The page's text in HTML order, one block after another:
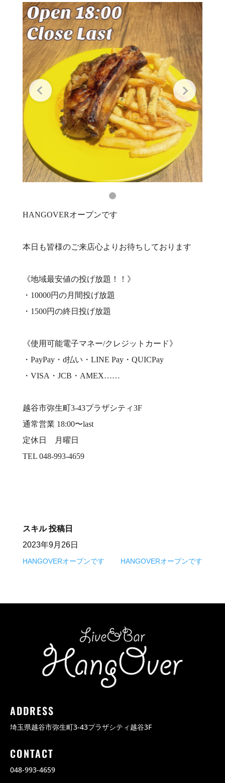
HANGOVERオープンです
本日も皆様のご来店心よりお待ちしております
《地域最安値の投げ放題！！》
・10000円の月間投げ放題
・1500円の終日投げ放題
《使用可能電子マネー/クレジットカード》
・PayPay・d払い・LINE Pay・QUICPay
・VISA・JCB・AMEX……
越谷市弥生町3-43プラザシティ3F
通常営業 18:00〜last
定休日 月曜日
TEL 048-993-4659
スキル 投稿日
2023年9月26日
HANGOVERオープンです HANGOVERオープンです
ADDRESS
埼玉県越谷市弥生町3-43プラザシティ越谷3F
CONTACT
048-993-4659